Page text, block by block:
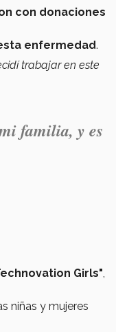
con donaciones
enfermedad.
trabajar en este
familia, y es
Girls",
niñas y mujeres